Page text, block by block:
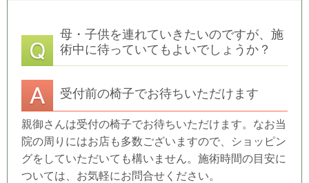
母・子供を連れていきたいのですが、施
術中に待っていてもよいでしょうか？
受付前の椅子でお待ちいただけます
親御さんは受付の椅子でお待ちいただけます。なお当
院の周りにはお店も多数ございますので、ショッピン
グをしていただいても構いません。施術時間の目安に
ついては、お気軽にお問合せください。